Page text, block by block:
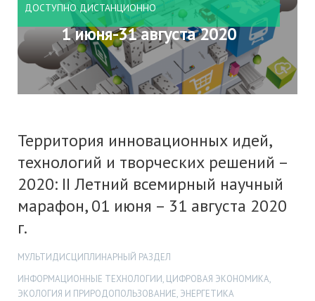
ДОСТУПНО ДИСТАНЦИОННО
1 июня-31 августа 2020
Территория инновационных идей,
технологий и творческих решений –
2020: II Летний всемирный научный
марафон, 01 июня – 31 августа 2020
г.
МУЛЬТИДИСЦИПЛИНАРНЫЙ РАЗДЕЛ
ИНФОРМАЦИОННЫЕ ТЕХНОЛОГИИ, ЦИФРОВАЯ ЭКОНОМИКА,
ЭКОЛОГИЯ И ПРИРОДОПОЛЬЗОВАНИЕ, ЭНЕРГЕТИКА